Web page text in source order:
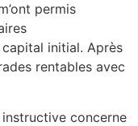
permis
initial. Après
rentables avec
concerne